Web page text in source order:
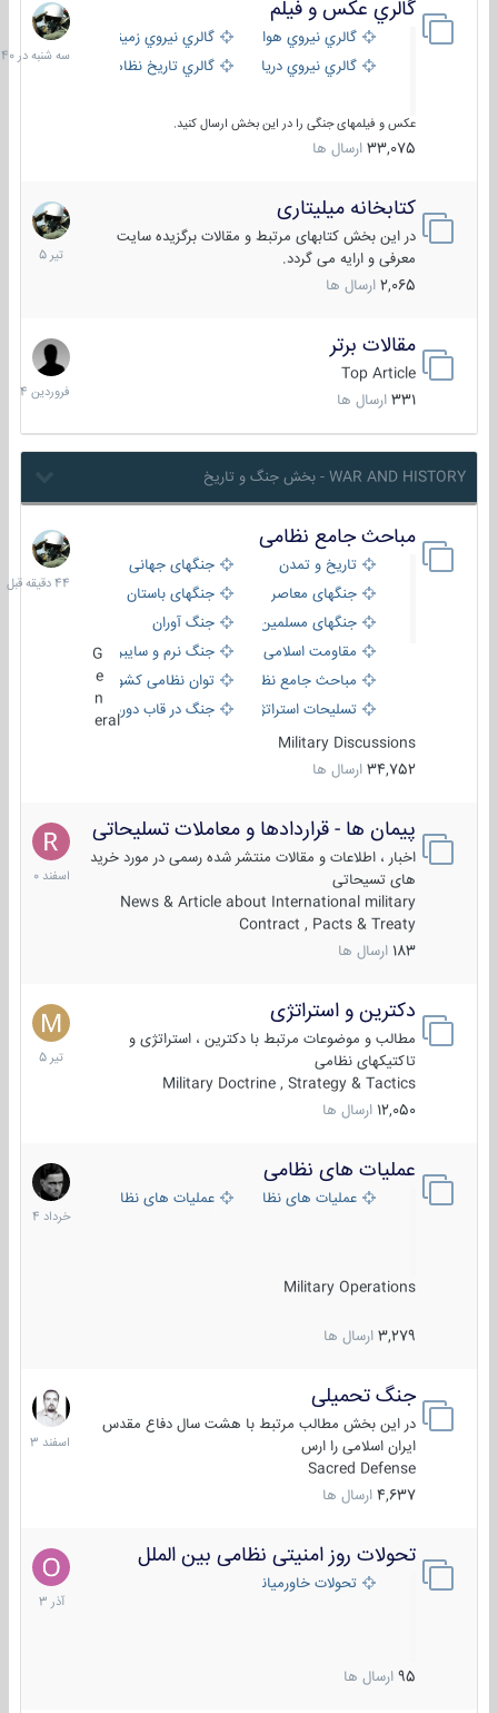
گالري عكس و فيلم
گالري نيروي هوايي
گالري نيروي زميني
گالري نيروي دريايي
گالري تاریخ نظامی
عکس و فیلمهای جنگی را در این بخش ارسال کنید.
33,075 ارسال ها
سه
شنبه
در
کتابخانه میلیتاری
در این بخش کتابهای مرتبط و مقالات برگزیده سایت
معرفی و ارایه می گردد.
2,065 ارسال ها
16
تیر
1405
مقالات برتر
Top Article
331 ارسال ها
29
فروردین
1404
WAR AND HISTORY - بخش جنگ و تاریخ
مباحث جامع نظامی
تاریخ و تمدن
جنگهای جهانی
جنگهای معاصر
جنگهای باستان
جنگهای مسلمین
جنگ آوران
مقاومت اسلامی
جنگ نرم و سایبری
مباحث جامع نظامی
توان نظامی کشورها
تسلیحات استراتژیک
جنگ در قاب دوربین
eral
Military Discussions
34,752 ارسال ها
44
دقیقه
قبل
پیمان ها - قراردادها و معاملات تسلیحاتی
اخبار ، اطلاعات و مقالات منتشر شده رسمی در مورد خرید
های تسیحاتی
News & Article about International military
Contract , Pacts & Treaty
183 ارسال ها
7
اسفند
1400
دکترین و استراتژی
مطالب و موضوعات مرتبط با دکترین ، استراتژی و
تاکتیکهای نظامی
Military Doctrine , Strategy & Tactics
12,050 ارسال ها
27
تیر
1405
عملیات های نظامی
عملیات های نظامی ایرانعملیات های نظامی خارجی
Military Operations
3,279 ارسال ها
5
خرداد
1404
جنگ تحمیلی
در این بخش مطالب مرتبط با هشت سال دفاع مقدس
ایران اسلامی را ارس
Sacred Defense
4,637 ارسال ها
20
اسفند
1403
تحولات روز امنیتی نظامی بین الملل
تحولات خاورمیانه
95 ارسال ها
21
آذر
1403